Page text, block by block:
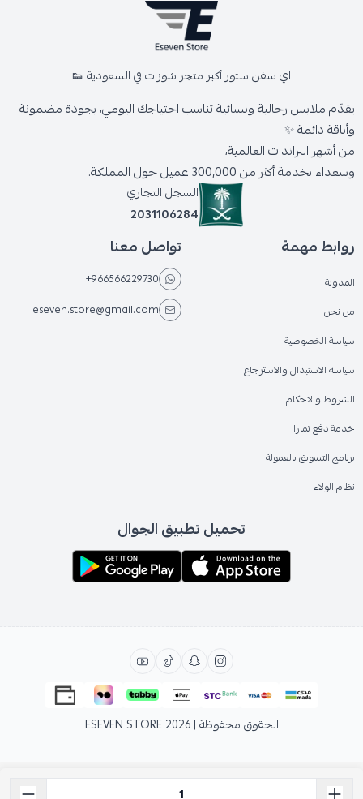
اي سفن ستور أكبر متجر شوزات في السعودية 👟
يقدّم ملابس رجالية ونسائية تناسب احتياجك اليومي، بجودة مضمونة
وأناقة دائمة ✨
من أشهر البراندات العالمية،
وسعداء بخدمة أكثر من 300,000 عميل حول المملكة.
السجل التجاري
2031106284
روابط مهمة
المدونة
من نحن
سياسة الخصوصية
سياسة الاستبدال والاسترجاع
الشروط والاحكام
خدمة دفع تمارا
برنامج التسويق بالعمولة
نظام الولاء
تواصل معنا
+966566229730
eseven.store@gmail.com
تحميل تطبيق الجوال
الحقوق محفوظة | 2026 ESEVEN STORE